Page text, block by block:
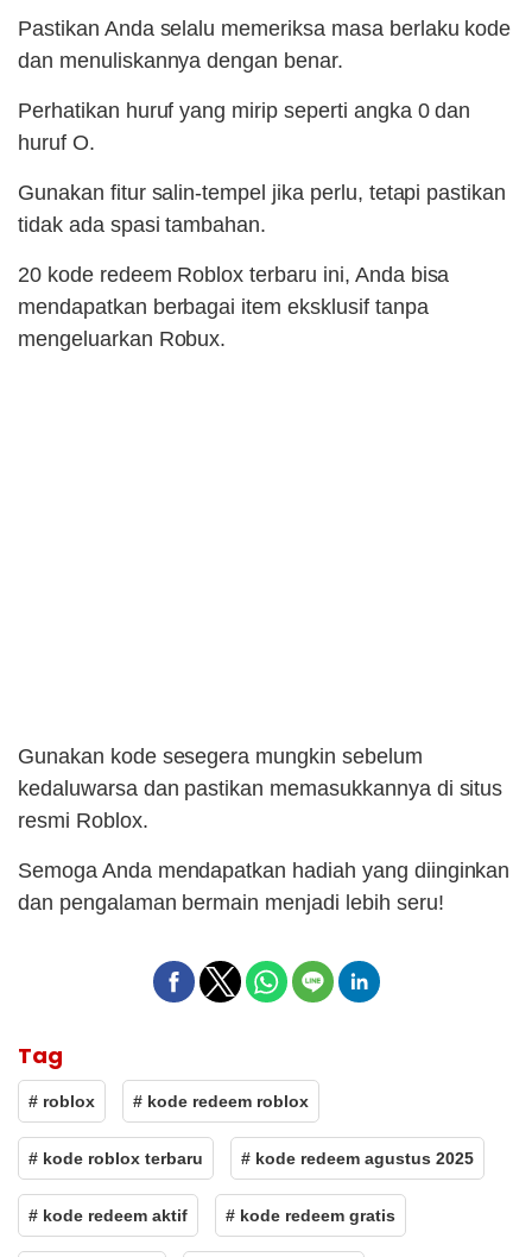
Pastikan Anda selalu memeriksa masa berlaku kode
dan menuliskannya dengan benar.
Perhatikan huruf yang mirip seperti angka 0 dan
huruf O.
Gunakan fitur salin-tempel jika perlu, tetapi pastikan
tidak ada spasi tambahan.
20 kode redeem Roblox terbaru ini, Anda bisa
mendapatkan berbagai item eksklusif tanpa
mengeluarkan Robux.
Gunakan kode sesegera mungkin sebelum
kedaluwarsa dan pastikan memasukkannya di situs
resmi Roblox.
Semoga Anda mendapatkan hadiah yang diinginkan
dan pengalaman bermain menjadi lebih seru!
Tag
# roblox # kode redeem roblox
# kode roblox terbaru # kode redeem agustus 2025
# kode redeem aktif # kode redeem gratis